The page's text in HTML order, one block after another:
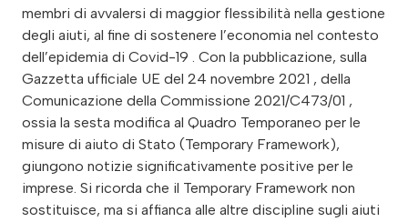
membri di avvalersi di maggior flessibilità nella gestione
degli aiuti, al fine di sostenere l’economia nel contesto
dell’epidemia di Covid-19 . Con la pubblicazione, sulla
Gazzetta ufficiale UE del 24 novembre 2021 , della
Comunicazione della Commissione 2021/C473/01 ,
ossia la sesta modifica al Quadro Temporaneo per le
misure di aiuto di Stato (Temporary Framework),
giungono notizie significativamente positive per le
imprese. Si ricorda che il Temporary Framework non
sostituisce, ma si affianca alle altre discipline sugli aiuti